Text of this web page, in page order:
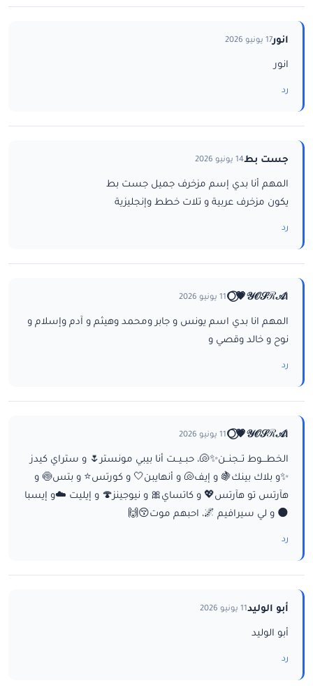
انور17 يونيو 2026
انور
رد
جست بط14 يونيو 2026
المهم أنا بدي إسم مزخرف جميل جست بط
يكون مزخرف عربية و تلات خطط وإنجليزية
رد
ا𝒴𝒪𝒮ℛ𝒜💗⃝🌕 11 يونيو 2026
المهم انا بدي اسم يونس و جابر ومحمد وهيثم و آدم وإسلام و
نوح و خالد وقصي و
رد
ا𝒴𝒪𝒮ℛ𝒜💗⃝🌕 11 يونيو 2026
الخطـــوط تــجنــن✨🐚، حبــيــت أنا بيبي مونستر🌷 و ستراي كيدز
✨و بلاك بينك🍇 و إيف🐚 و أنهايبن🤍 و كورتس⭐ و بتس🍥 و
هآرتس تو هآرتس💖 و كاتساي🎀 و نيوجينز🍄 و إيليت ☁️و إيسبا
🌑 و لي سيرافيم 🌌، احبهم موت😚🙌
رد
أبو الوليد11 يونيو 2026
أبو الوليد
رد